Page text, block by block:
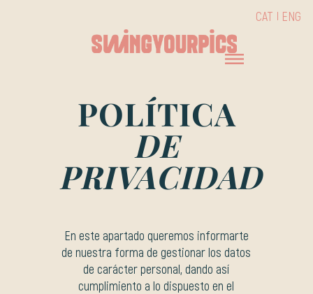
CAT ENG
POLÍTICA
DE
PRIVACIDAD
En este apartado queremos informarte
de nuestra forma de gestionar los datos
de carácter personal, dando así
cumplimiento a lo dispuesto en el